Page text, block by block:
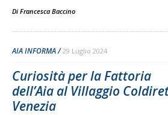
Di Francesca Baccino
AIA INFORMA 29 Luglio 2024
Curiosità per la Fattoria
dell’Aia al Villaggio
Venezia